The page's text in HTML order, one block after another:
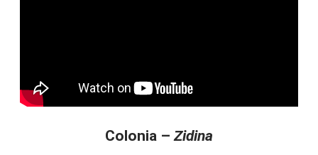
Colonia – Zidina